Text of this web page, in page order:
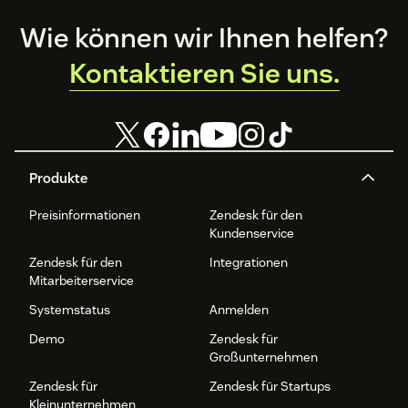
Footer
Produkte
Preisinformationen
Zendesk für den
Kundenservice
Zendesk für den
Mitarbeiterservice
Integrationen
Systemstatus
Anmelden
Demo
Zendesk für
Großunternehmen
Zendesk für
Kleinunternehmen
Zendesk für Startups
Wie können wir Ihnen helfen?
Kontaktieren Sie uns.